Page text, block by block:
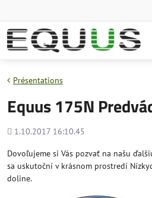
Présentations
Equus 175N
Added
1.10.2017 16:10.45
Dovoľujeme si Vás pozvať na našu
sa uskutoční v krásnom prostredí
doline.